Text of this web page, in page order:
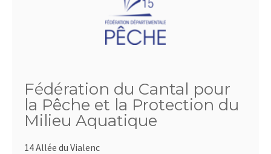
Fédération du Cantal pour
la Pêche et la Protection du
Milieu Aquatique
14 Allée du Vialenc